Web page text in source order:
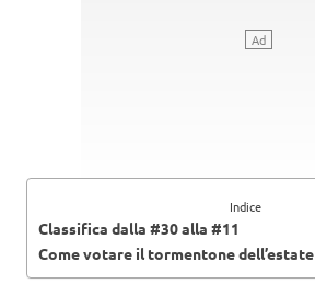
Indice
Classifica dalla #30 alla #11
Come votare il tormentone dell’estate